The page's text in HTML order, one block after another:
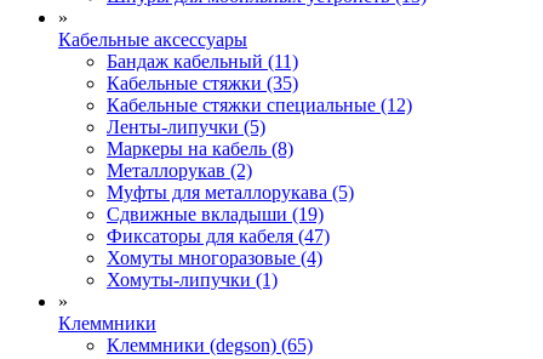
»
Кабельные аксессуары
Бандаж кабельный (11)
Кабельные стяжки (35)
Кабельные стяжки специальные (12)
Ленты-липучки (5)
Маркеры на кабель (8)
Металлорукав (2)
Муфты для металлорукава (5)
Сдвижные вкладыши (19)
Фиксаторы для кабеля (47)
Хомуты многоразовые (4)
Хомуты-липучки (1)
»
Клеммники
Клеммники (degson) (65)